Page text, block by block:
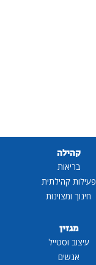
קהילה
בריאות
פעילות קהילתית
חינוך ומצוינות
מגזין
עיצוב וסטייל
אנשים